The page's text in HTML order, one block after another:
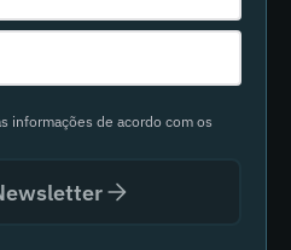
informações de acordo com os